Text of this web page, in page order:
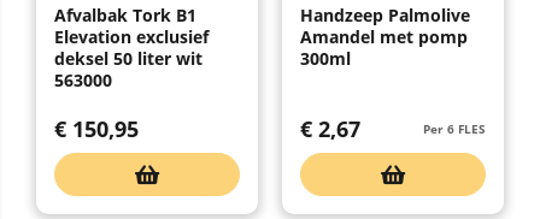
Afvalbak Tork B1
Elevation exclusief
deksel 50 liter wit
563000
€ 150,95
Handzeep Palmolive
Amandel met pomp
300ml
Per 6 FLES
€ 2,67